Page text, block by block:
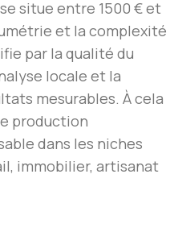
situe entre 1500 € et
et la complexité
par la qualité du
locale et la
mesurables. À cela
production
dans les niches
immobilier, artisanat